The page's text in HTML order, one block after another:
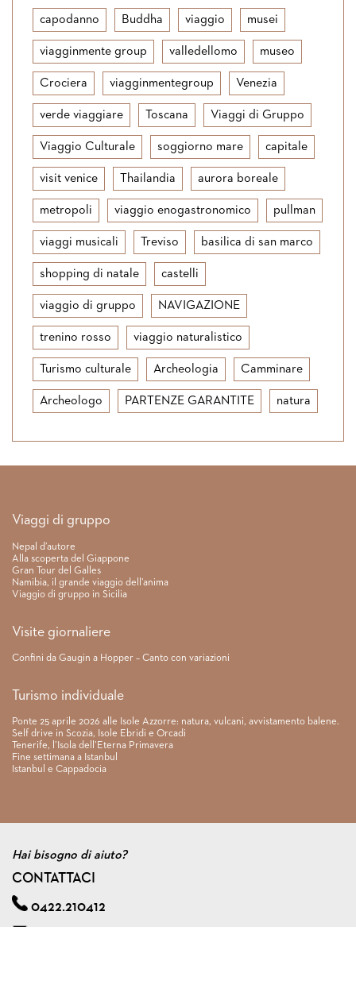
capodanno Buddha viaggio musei
viagginmente group valledellomo museo
Crociera viagginmentegroup Venezia
verde viaggiare Toscana Viaggi di Gruppo
Viaggio Culturale soggiorno mare capitale
visit venice Thailandia aurora boreale
metropoli viaggio enogastronomico pullman
viaggi musicali Treviso basilica di san marco
shopping di natale castelli
viaggio di gruppo NAVIGAZIONE
trenino rosso viaggio naturalistico
Turismo culturale Archeologia Camminare
Archeologo PARTENZE GARANTITE natura
Link rapidi
Viaggi di gruppo
Nepal d’autore
Alla scoperta del Giappone
Gran Tour del Galles
Namibia, il grande viaggio dell’anima
Viaggio di gruppo in Sicilia
Visite giornaliere
Confini da Gaugin a Hopper – Canto con variazioni
Turismo individuale
Ponte 25 aprile 2026 alle Isole Azzorre: natura, vulcani, avvistamento balene.
Self drive in Scozia, Isole Ebridi e Orcadi
Tenerife, l’Isola dell’Eterna Primavera
Fine settimana a Istanbul
Istanbul e Cappadocia
Hai bisogno di aiuto?
CONTATTACI
0422.210412